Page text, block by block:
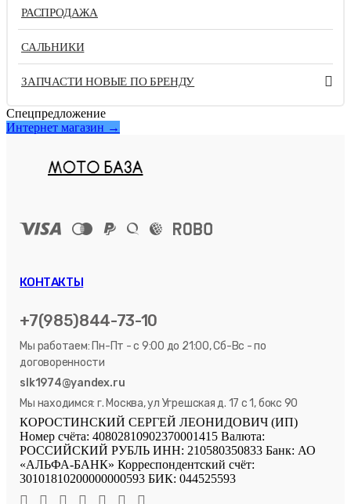
РАСПРОДАЖА
САЛЬНИКИ
ЗАПЧАСТИ НОВЫЕ ПО БРЕНДУ
Спецпредложение
Интернет магазин →
КОНТАКТЫ
+7(985)844-73-10
Мы работаем: Пн-Пт - с 9:00 до 21:00, Сб-Вс - по
договоренности
slk1974@yandex.ru
Мы находимся: г. Москва, ул Угрешская д. 17 с 1, бокс 90
КОРОСТИНСКИЙ СЕРГЕЙ ЛЕОНИДОВИЧ (ИП)
Номер счёта: 40802810902370001415 Валюта:
РОССИЙСКИЙ РУБЛЬ ИНН: 210580350833 Банк: АО
«АЛЬФА-БАНК» Корреспондентский счёт:
30101810200000000593 БИК: 044525593